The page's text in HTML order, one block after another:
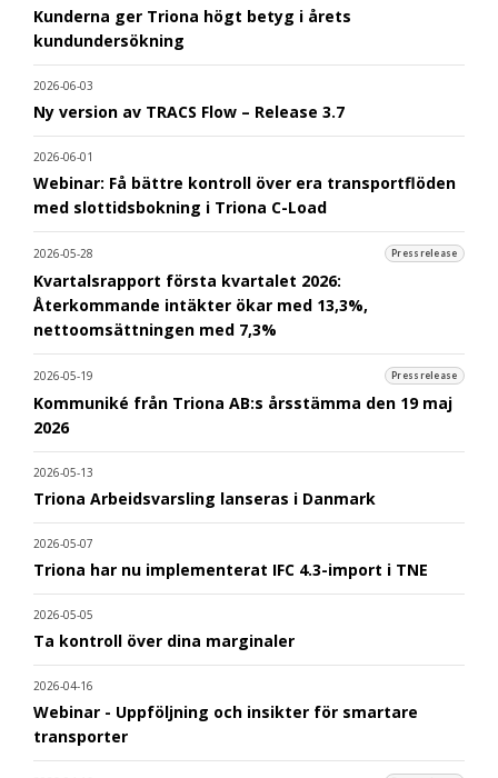
Kunderna ger Triona högt betyg i årets
kundundersökning
2026-06-03
Ny version av TRACS Flow – Release 3.7
2026-06-01
Webinar: Få bättre kontroll över era transportflöden
med slottidsbokning i Triona C-Load
2026-05-28 Pressrelease
Kvartalsrapport första kvartalet 2026:
Återkommande intäkter ökar med 13,3%,
nettoomsättningen med 7,3%
2026-05-19 Pressrelease
Kommuniké från Triona AB:s årsstämma den 19 maj
2026
2026-05-13
Triona Arbeidsvarsling lanseras i Danmark
2026-05-07
Triona har nu implementerat IFC 4.3-import i TNE
2026-05-05
Ta kontroll över dina marginaler
2026-04-16
Webinar - Uppföljning och insikter för smartare
transporter